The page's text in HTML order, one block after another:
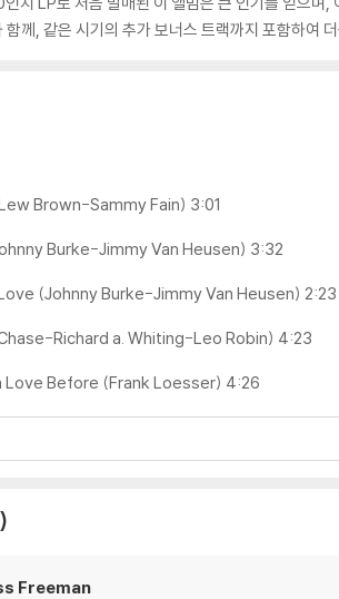
께, 같은 시기의 추가 보너스 트랙까지 포함하여
Brown-Sammy Fain) 3:01
Burke-Jimmy Van Heusen) 3:32
(Johnny Burke-Jimmy Van Heusen) 2:23
Richard a. Whiting-Leo Robin) 4:23
Love Before (Frank Loesser) 4:26
Freeman